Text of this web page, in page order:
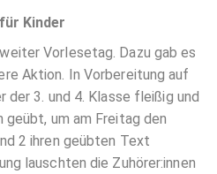
Kinder
Vorlesetag. Dazu gab es
Aktion. In Vorbereitung auf
der 3. und 4. Klasse fleißig und
um am Freitag den
2 ihren geübten Text
lauschten die Zuhörer:innen